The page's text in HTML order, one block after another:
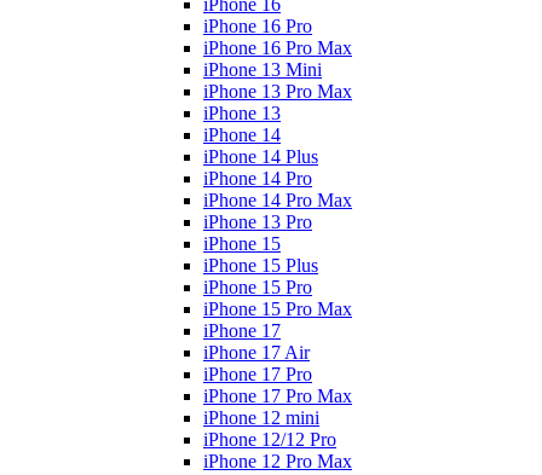
iPhone 16
iPhone 16 Pro
iPhone 16 Pro Max
iPhone 13 Mini
iPhone 13 Pro Max
iPhone 13
iPhone 14
iPhone 14 Plus
iPhone 14 Pro
iPhone 14 Pro Max
iPhone 13 Pro
iPhone 15
iPhone 15 Plus
iPhone 15 Pro
iPhone 15 Pro Max
iPhone 17
iPhone 17 Air
iPhone 17 Pro
iPhone 17 Pro Max
iPhone 12 mini
iPhone 12/12 Pro
iPhone 12 Pro Max